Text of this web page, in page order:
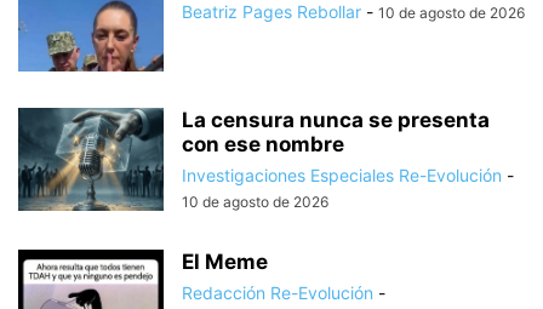
Beatriz Pages Rebollar - 10 de agosto de 2026
La censura nunca se presenta
con ese nombre
Investigaciones Especiales Re-Evolución -
10 de agosto de 2026
El Meme
Redacción Re-Evolución -